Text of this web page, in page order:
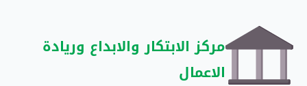
مركز الابتكار والابداع وريادة
الاعمال